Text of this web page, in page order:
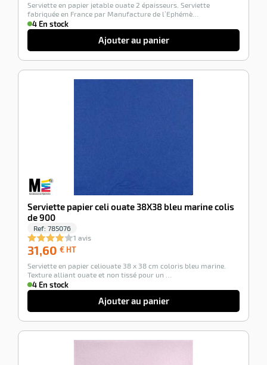
HT
Serviette en papier jetable ouate 2 épaisseurs. Serviette
fabriquée en France par Manufacture de l’Ephémè…
4 En stock
Ajouter au panier
Serviette papier celi ouate 38X38 bleu marine colis
de 900
Ref: 785076
1 avis
31,60 € HT
HT
Serviette en papier celiouate 38 x 38 cm coloris bleu marine.
Texture alliant ouate et non tissé pour un …
4 En stock
Ajouter au panier